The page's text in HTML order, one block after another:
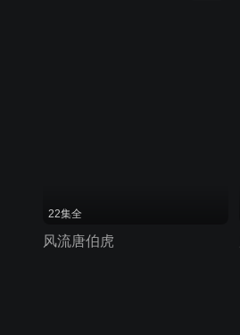
22集全
风流唐伯虎